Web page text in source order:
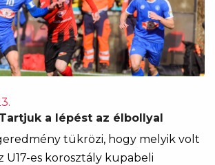
a lépést az élbollyal
tükrözi, hogy melyik volt
U17-es korosztály kupabeli